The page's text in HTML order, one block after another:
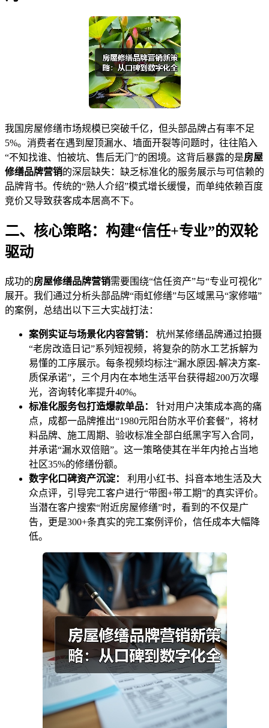
我国房屋修缮市场规模已突破千亿，但头部品牌占有率不足
5%。消费者在遇到屋顶漏水、墙面开裂等问题时，往往陷入
“不知找谁、怕被坑、售后无门”的困境。这背后暴露的是房屋
修缮品牌营销的深层缺失：缺乏标准化的服务展示与可信赖的
品牌背书。传统的“熟人介绍”模式增长缓慢，而单纯依赖百度
竞价又导致获客成本居高不下。
二、核心策略：构建“信任+专业”的双轮
驱动
成功的房屋修缮品牌营销需要围绕“信任资产”与“专业可视化”
展开。我们通过分析头部品牌“雨虹修缮”与区域黑马“家修喵”
的案例，总结出以下三大实战打法：
案例实证与场景化内容营销：
杭州某修缮品牌通过拍摄
“老房改造日记”系列短视频，将复杂的防水工艺拆解为
易懂的工序展示。每条视频均标注“漏水原因-解决方案-
质保承诺”，三个月内在本地生活平台获得超200万次曝
光，咨询转化率提升40%。
标准化服务包打造爆款单品：
针对用户决策成本高的痛
点，成都一品牌推出“1980元阳台防水平价套餐”，将材
料品牌、施工周期、验收标准全部白纸黑字写入合同，
并承诺“漏水双倍赔”。这一策略使其在半年内抢占当地
社区35%的修缮份额。
数字化口碑资产沉淀：
利用小红书、抖音本地生活及大
众点评，引导完工客户进行“带图+带工期”的真实评价。
当潜在客户搜索“附近房屋修缮”时，看到的不仅是广
告，更是300+条真实的完工案例评价，信任成本大幅降
低。